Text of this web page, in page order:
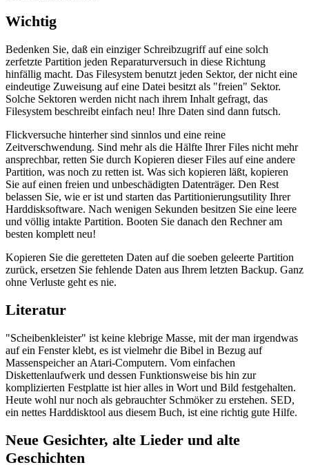
Wichtig
Bedenken Sie, daß ein einziger Schreibzugriff auf eine solch
zerfetzte Partition jeden Reparaturversuch in diese Richtung
hinfällig macht. Das Filesystem benutzt jeden Sektor, der nicht eine
eindeutige Zuweisung auf eine Datei besitzt als "freien" Sektor.
Solche Sektoren werden nicht nach ihrem Inhalt gefragt, das
Filesystem beschreibt einfach neu! Ihre Daten sind dann futsch.
Flickversuche hinterher sind sinnlos und eine reine
Zeitverschwendung. Sind mehr als die Hälfte Ihrer Files nicht mehr
ansprechbar, retten Sie durch Kopieren dieser Files auf eine andere
Partition, was noch zu retten ist. Was sich kopieren läßt, kopieren
Sie auf einen freien und unbeschädigten Datenträger. Den Rest
belassen Sie, wie er ist und starten das Partitionierungsutility Ihrer
Harddisksoftware. Nach wenigen Sekunden besitzen Sie eine leere
und völlig intakte Partition. Booten Sie danach den Rechner am
besten komplett neu!
Kopieren Sie die geretteten Daten auf die soeben geleerte Partition
zurück, ersetzen Sie fehlende Daten aus Ihrem letzten Backup. Ganz
ohne Verluste geht es nie.
Literatur
"Scheibenkleister" ist keine klebrige Masse, mit der man irgendwas
auf ein Fenster klebt, es ist vielmehr die Bibel in Bezug auf
Massenspeicher an Atari-Computern. Vom einfachen
Diskettenlaufwerk und dessen Funktionsweise bis hin zur
komplizierten Festplatte ist hier alles in Wort und Bild festgehalten.
Heute wohl nur noch als gebrauchter Schmöker zu erstehen. SED,
ein nettes Harddisktool aus diesem Buch, ist eine richtig gute Hilfe.
Neue Gesichter, alte Lieder und alte
Geschichten